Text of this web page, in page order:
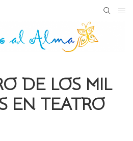
DE LOS MIL
EN TEATRO